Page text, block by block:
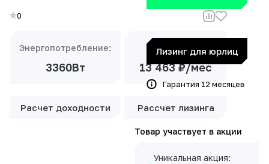
0
Энергопотребление:
3360Вт
Доходность:
13 463 ₽/мес
Расчет доходности Рассчет лизинга
Лизинг для юрлиц
Гарантия 12 месяцев
Товар участвует в акции
Уникальная акция: